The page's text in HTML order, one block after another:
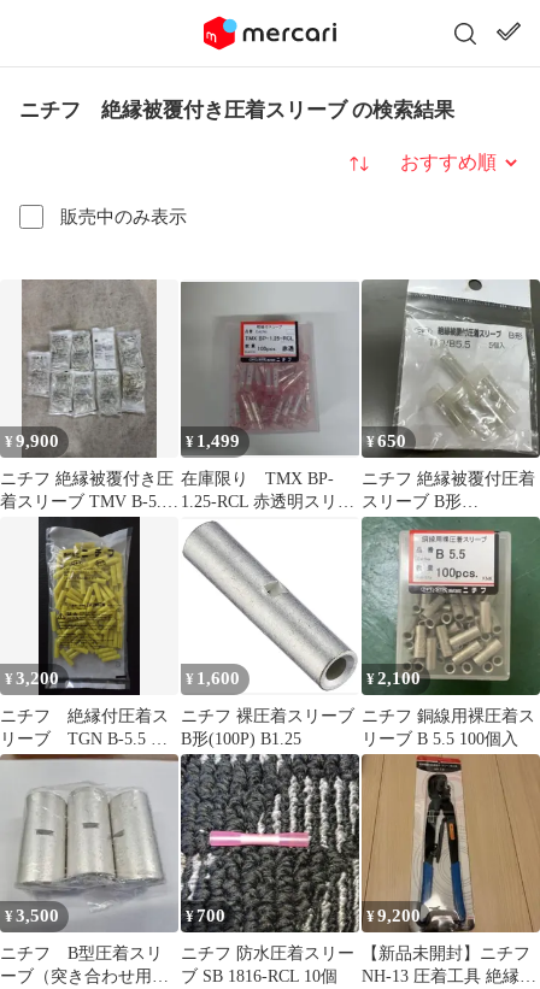
ニチフ 絶縁被覆付き圧着スリーブ の検索結果
販売中のみ表示
並び替え
¥9,900
ニチフ 絶縁被覆付き圧
着スリーブ TMV B-5.5 ￼
9袋= 900個￼
¥ 1,499
在庫限り TMX BP-
1.25-RCL 赤透明スリー
ブ 100個入
¥650
ニチフ 絶縁被覆付圧着
スリーブ B形
TMVB5.5-05P 5個入
¥3,200
ニチフ 絶縁付圧着ス
リーブ TGN B-5.5 黄
透 被服Bスリーブ
未開封
¥ 1,600
ニチフ 裸圧着スリーブ
B形(100P) B1.25
¥2,100
ニチフ 銅線用裸圧着ス
リーブ B 5.5 100個入
¥3,500
ニチフ B型圧着スリ
ーブ（突き合わせ用）
¥700
ニチフ 防水圧着スリー
ブ SB 1816-RCL 10個
¥9,200
【新品未開封】ニチフ
NH-13 圧着工具 絶縁被